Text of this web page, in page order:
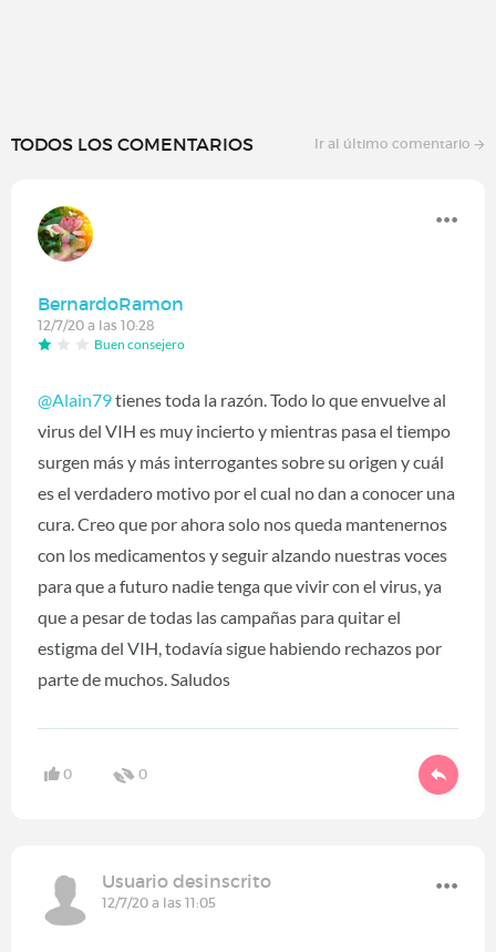
TODOS LOS COMENTARIOS Ir al último comentario
BernardoRamon
12/7/20 a las 10:28
Buen consejero
@Alain79tienes toda la razón. Todo lo que envuelve al
virus del VIH es muy incierto y mientras pasa el tiempo
surgen más y más interrogantes sobre su origen y cuál
es el verdadero motivo por el cual no dan a conocer una
cura. Creo que por ahora solo nos queda mantenernos
con los medicamentos y seguir alzando nuestras voces
para que a futuro nadie tenga que vivir con el virus, ya
que a pesar de todas las campañas para quitar el
estigma del VIH, todavía sigue habiendo rechazos por
parte de muchos. Saludos
0 0
Usuario desinscrito
12/7/20 a las 11:05